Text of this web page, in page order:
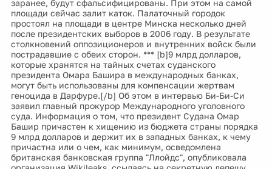
заранее, будут сфальсифицированы. При этом на самой
площади сейчас залит каток. Палаточный городок
простоял на площади в центре Минска несколько дней
после президентских выборов в 2006 году. В результате
столкновений оппозиционеров и внутренних войск были
пострадавшие с обеих сторон. *** [b]9 млрд долларов,
которые хранятся на тайных счетах суданского
президента Омара Башира в международных банках,
могут быть использованы для компенсации жертвам
геноцида в Дарфуре.[/b] Об этом в интервью Би-Би-Си
заявил главный прокурор Международного уголовного
суда. Информация о том, что президент Судана Омар
Башир причастен к хищению из бюджета страны порядка
9 млрд долларов и держит их в западных банках, к чему
причастна или о чем, как минимум, осведомлена
британская банковская группа "Ллойдс", опубликовала